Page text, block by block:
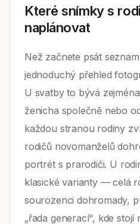
Které snímky s
naplánovat
Než začnete psát
jednoduchý přehled
U svatby to bývá
ženicha společně nebo
každou stranou rodiny
rodičů novomanželů
portrét s prarodiči. U
klasické varianty — celá
sourozenci dohromady,
„řada generací“, kde stojí